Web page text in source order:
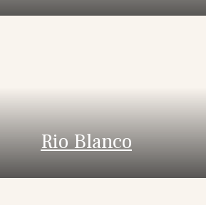
Rio Blanco